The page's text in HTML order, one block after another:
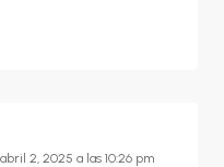
2, 2025 a las 10:26 pm